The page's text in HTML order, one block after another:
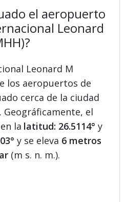
el aeropuerto
Leonard
Leonard M
los aeropuertos de
cerca de la ciudad
. Geográficamente, el
la latitud: 26.5114° y
y se eleva 6 metros
(m s. n. m.).